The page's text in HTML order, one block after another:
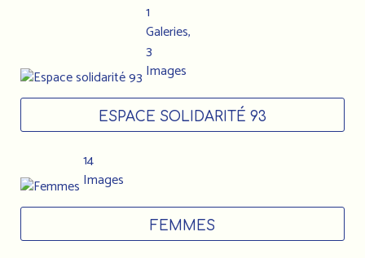
1
Galeries,
3
Images
ESPACE SOLIDARITÉ 93
14
Images
FEMMES